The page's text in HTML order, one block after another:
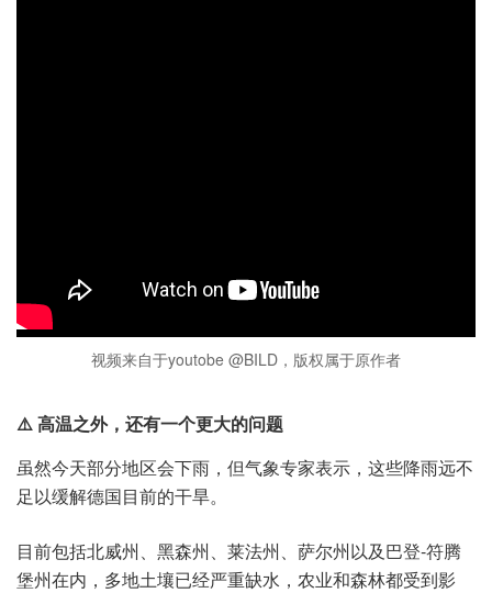
视频来自于youtobe @BILD，版权属于原作者
⚠️ 高温之外，还有一个更大的问题
虽然今天部分地区会下雨，但气象专家表示，这些降雨远不
足以缓解德国目前的干旱。
目前包括北威州、黑森州、莱法州、萨尔州以及巴登-符腾
堡州在内，多地土壤已经严重缺水，农业和森林都受到影